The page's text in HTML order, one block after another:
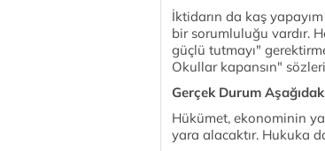
İktidarın da kaş
bir sorumluluğu vardır.
güçlü tutmayı"
Okullar kapansın"
Gerçek Durum
Hükümet, ekonominin
yara alacaktır. Hukuka